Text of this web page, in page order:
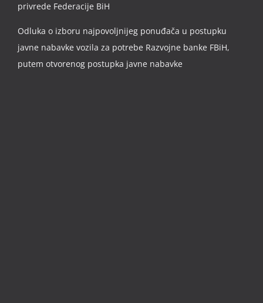
privrede Federacije BiH
Odluka o izboru najpovoljnijeg ponuđača u postupku
javne nabavke vozila za potrebe Razvojne banke FBiH,
putem otvorenog postupka javne nabavke